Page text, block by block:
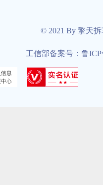
© 2021 By 擎天
工信部备案号：鲁